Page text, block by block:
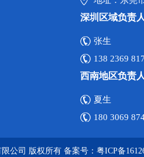
深圳区域负责人
张生
138 2369
西南地区负责人
夏生
180 3069
公司 版权所有 备案号： 粤ICP备